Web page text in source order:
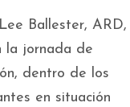
Ballester, ARD,
la jornada de
dentro de los
en situación